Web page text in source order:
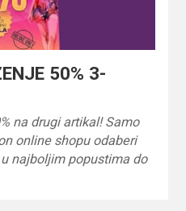
50% 3-
na drugi artikal! Samo
online shopu odaberi
najboljim popustima do